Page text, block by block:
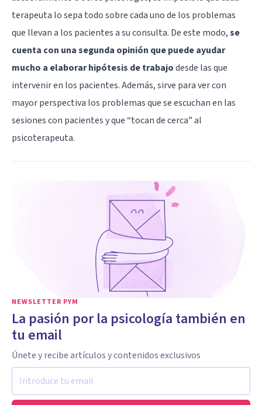
terapeuta lo sepa todo sobre cada uno de los problemas
que llevan a los pacientes a su consulta. De este modo,se
cuenta con una segunda opinión que puede ayudar
mucho a elaborar hipótesis de trabajodesde las que
intervenir en los pacientes. Además, sirve para ver con
mayor perspectiva los problemas que se escuchan en las
sesiones con pacientes y que “tocan de cerca” al
psicoterapeuta.
NEWSLETTER PYM
La pasión por la psicología también en
tu email
Únete y recibe artículos y contenidos exclusivos